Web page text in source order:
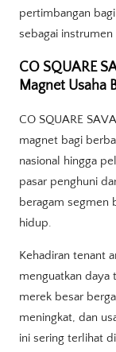
pertimbangan
sebagai instrumen
CO SQUARE
Magnet Usaha
CO SQUARE
magnet bagi
nasional hingga
pasar penghuni
beragam segmen
hidup.
Kehadiran tenant
menguatkan daya
merek besar
meningkat, dan
ini sering terlihat